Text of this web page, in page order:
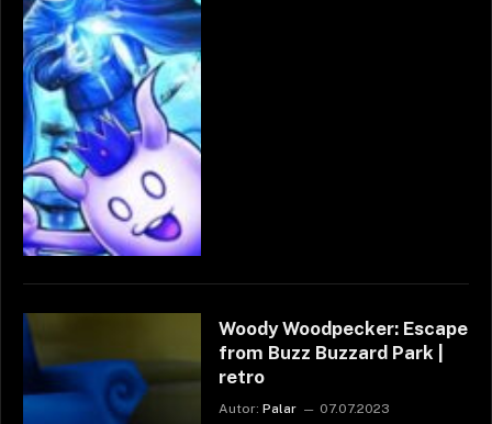
Woody Woodpecker: Escape
from Buzz Buzzard Park |
retro
Autor: Palar 07.07.2023